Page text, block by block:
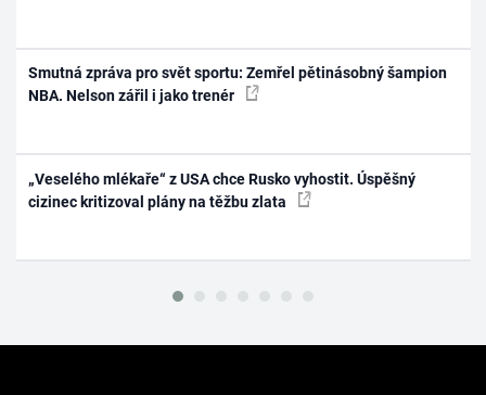
Smutná zpráva pro svět sportu: Zemřel pětinásobný šampion
NBA. Nelson zářil i jako trenér
„Veselého mlékaře“ z USA chce Rusko vyhostit. Úspěšný
cizinec kritizoval plány na těžbu zlata